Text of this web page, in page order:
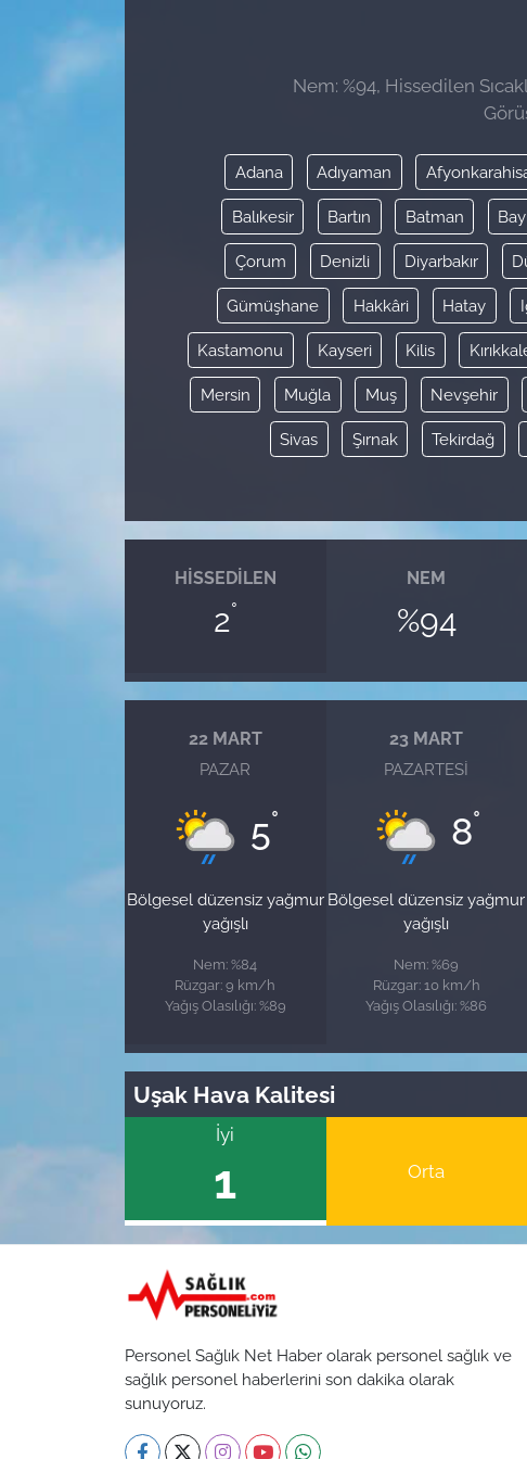
Nem: %94, Hissedilen
Adana Adıyaman
Balıkesir Bartın Batman
Çorum Denizli Diyarbakır
Gümüşhane Hakkâri Hatay
Kastamonu Kayseri Kilis
Mersin Muğla Muş Nevşehir
Sivas Şırnak Tekirdağ
HISSEDILEN
2°
NEM
%94
22 MART
PAZAR
5°
Bölgesel düzensiz yağmur
yağışlı
Nem: %84
Rüzgar: 9 km/h
Yağış Olasılığı: %89
23 MART
PAZARTESI
8°
Bölgesel düzensiz yağmur
yağışlı
Nem: %69
Rüzgar: 10 km/h
Yağış Olasılığı: %86
Uşak Hava Kalitesi
İyi
1 Orta
Personel Sağlık Net Haber olarak personel sağlık ve
sağlık personel haberlerini son dakika olarak
sunuyoruz.
Sağlık